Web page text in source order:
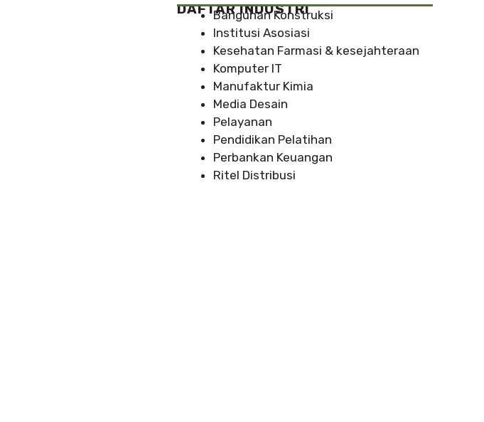
DAFTAR INDUSTRI
Bangunan Konstruksi
Institusi Asosiasi
Kesehatan Farmasi & kesejahteraan
Komputer IT
Manufaktur Kimia
Media Desain
Pelayanan
Pendidikan Pelatihan
Perbankan Keuangan
Ritel Distribusi